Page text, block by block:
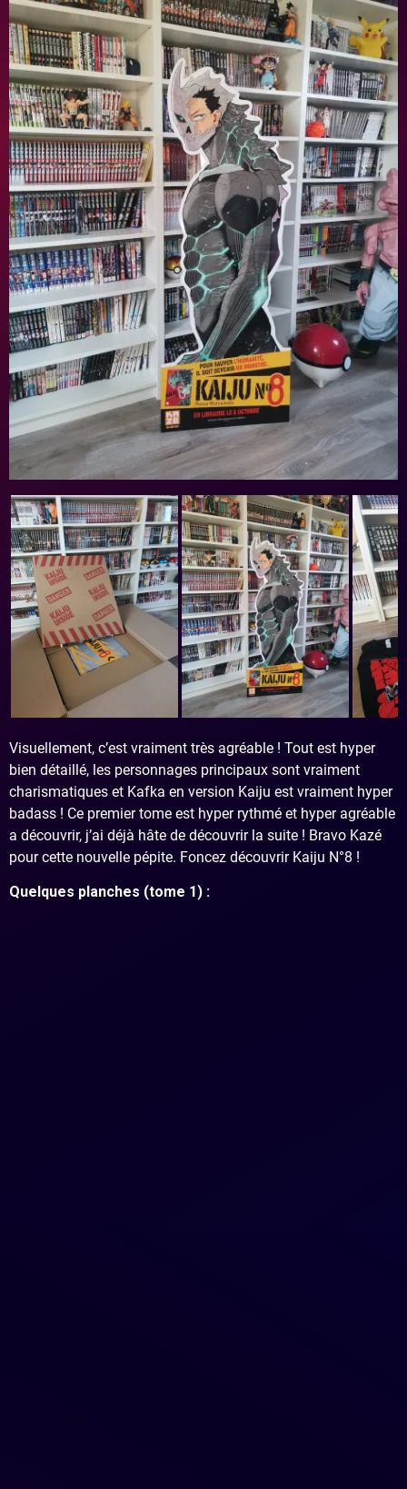
Visuellement, c’est vraiment très agréable ! Tout est hyper
bien détaillé, les personnages principaux sont vraiment
charismatiques et Kafka en version Kaiju est vraiment hyper
badass ! Ce premier tome est hyper rythmé et hyper agréable
a découvrir, j’ai déjà hâte de découvrir la suite ! Bravo Kazé
pour cette nouvelle pépite. Foncez découvrir Kaiju N°8 !
Quelques planches (tome 1) :